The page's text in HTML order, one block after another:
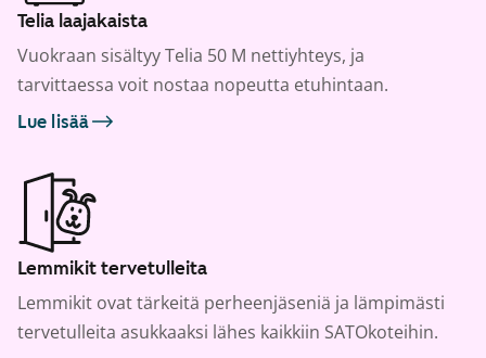
Telia laajakaista
Vuokraan sisältyy Telia 50 M nettiyhteys, ja
tarvittaessa voit nostaa nopeutta etuhintaan.
Lue lisää
Lemmikit tervetulleita
Lemmikit ovat tärkeitä perheenjäseniä ja lämpimästi
tervetulleita asukkaaksi lähes kaikkiin SATOkoteihin.